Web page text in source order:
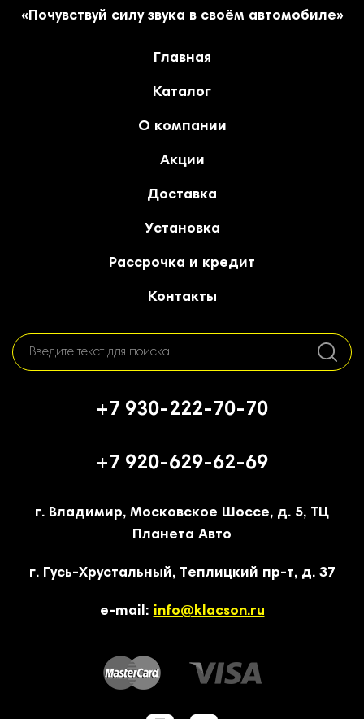
«Почувствуй силу звука в своём автомобиле»
Главная
Каталог
О компании
Акции
Доставка
Установка
Рассрочка и кредит
Контакты
+7 930-222-70-70
+7 920-629-62-69
г. Владимир, Московское Шоссе, д. 5, ТЦ
Планета Авто
г. Гусь-Хрустальный, Теплицкий пр-т, д. 37
e-mail: info@klacson.ru